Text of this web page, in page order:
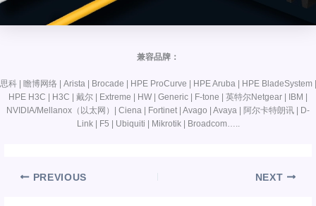
兼容品牌：
思科 | 瞻博网络 | Arista | Brocade | HPE ProCurve | HPE Aruba | HPE BladeSystem |
HPE H3C | H3C | 戴尔 | Extreme | HW | Generic | F-tone | 英特尔Netgear | IBM |
NVIDIA/Mellanox（以太网）| Ciena | Fortinet | Avago | Avaya | 阿尔卡特朗讯 | D-
Link | F5 | Ubiquiti | Mikrotik | Broadcom…..
PREVIOUS NEXT